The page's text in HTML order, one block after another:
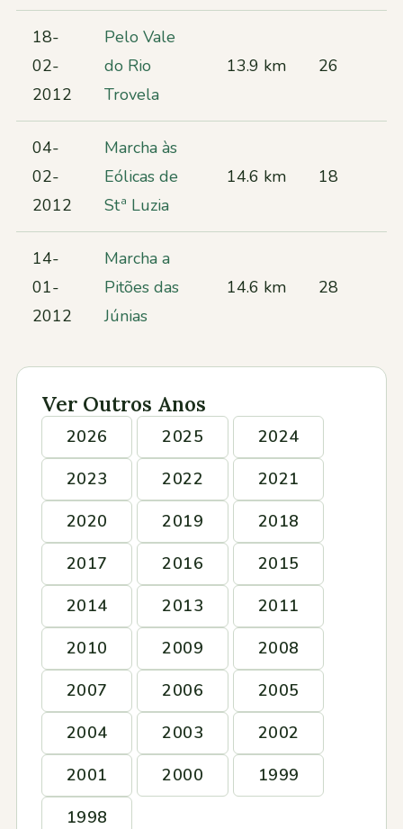
18-
02-
2012
Pelo Vale
do Rio
Trovela
13.9 km 26
04-
02-
2012
Marcha às
Eólicas de
Stª Luzia
14.6 km 18
14-
01-
2012
Marcha a
Pitões das
Júnias
14.6 km 28
Ver Outros Anos
2026 2025
2024
2023
2022
2021
2020
2019
2018
2017
2016
2015
2014
2013
2011
2010
2009
2008
2007
2006
2005
2004
2003
2002
2001
2000
1999
1998